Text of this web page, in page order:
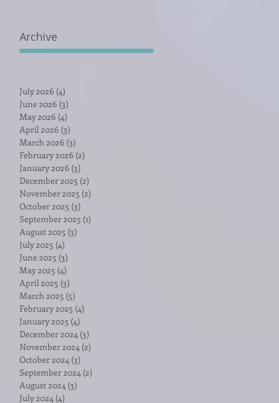
Archive
July 2026 (4)
June 2026 (3)
May 2026 (4)
April 2026 (3)
March 2026 (3)
February 2026 (2)
January 2026 (3)
December 2025 (2)
November 2025 (2)
October 2025 (3)
September 2025 (1)
August 2025 (3)
July 2025 (4)
June 2025 (3)
May 2025 (4)
April 2025 (3)
March 2025 (5)
February 2025 (4)
January 2025 (4)
December 2024 (3)
November 2024 (2)
October 2024 (3)
September 2024 (2)
August 2024 (3)
July 2024 (4)